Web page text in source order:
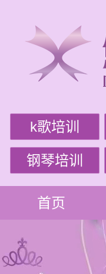
k歌培训
钢琴培训
首页